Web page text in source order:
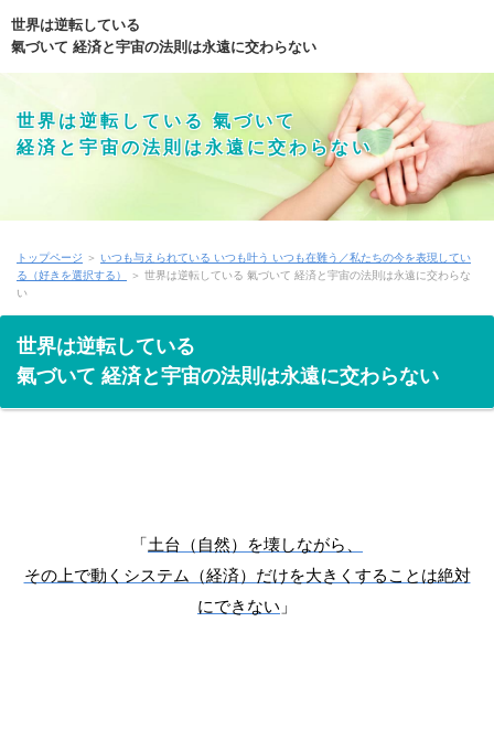
世界は逆転している
氣づいて 経済と宇宙の法則は永遠に交わらない
世界は逆転している 氣づいて
経済と宇宙の法則は永遠に交わらない
トップページ ＞ いつも与えられている いつも叶う いつも在難う／私たちの今を表現してい
る（好きを選択する）
＞ 世界は逆転している 氣づいて 経済と宇宙の法則は永遠に交わらな
い
世界は逆転している
氣づいて 経済と宇宙の法則は永遠に交わらない
「土台（自然）を壊しながら、
その上で動くシステム（経済）だけを大きくすることは絶対
にできない 」